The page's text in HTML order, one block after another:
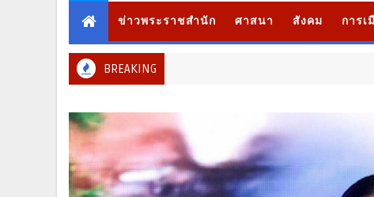
ข่าวพระราชสำนัก ศาสนา สังคม การเ
BREAKING